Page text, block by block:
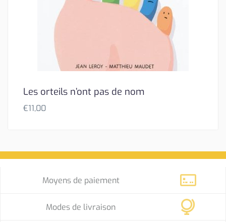
Les orteils n’ont pas de nom
€11,00
Moyens de paiement
Modes de livraison